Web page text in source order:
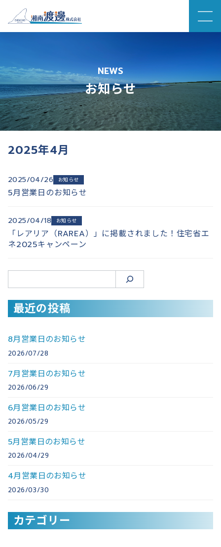
テ
ン
ツ
へ
移
動
NEWS
お知らせ
2025年4月
2025/04/26 お知らせ
5月営業日のお知らせ
2025/04/18 お知らせ
「レアリア（RAREA）」に掲載されました！住宅省エ
ネ2025キャンペーン
索
最近の投稿
8月営業日のお知らせ
2026/07/28
7月営業日のお知らせ
2026/06/29
6月営業日のお知らせ
2026/05/29
5月営業日のお知らせ
2026/04/29
4月営業日のお知らせ
2026/03/30
カテゴリー